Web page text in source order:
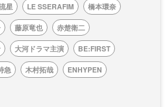
星 LE SSERAFIM
橋本環奈
藤原竜也
赤楚衛二
大河ドラマ主演
BE:FIRST
急 木村拓哉
ENHYPEN